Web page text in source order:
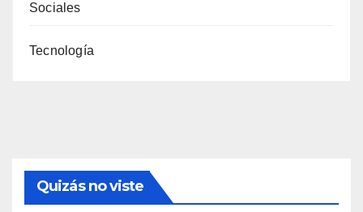
Sociales
Tecnología
Quizás no viste